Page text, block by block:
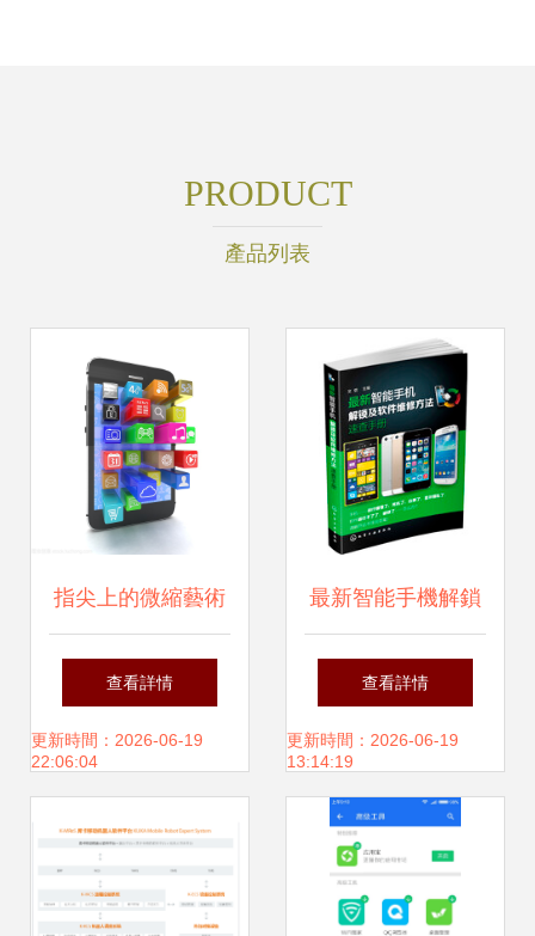
PRODUCT
產品列表
指尖上的微縮藝術
解讀應用程序軟件
圖標的設計秘密
查看詳情
更新時間：2026-06-19
22:06:04
最新智能手機解鎖
與軟件維修速查手
冊
查看詳情
更新時間：2026-06-19
13:14:19